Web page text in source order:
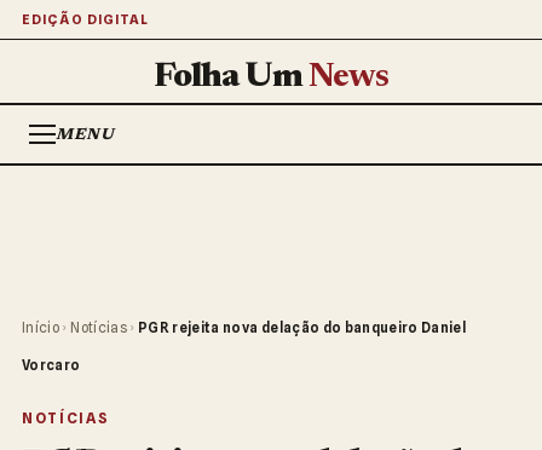
EDIÇÃO DIGITAL
Folha UmNews
MENU
Início › Notícias › PGR rejeita nova delação do banqueiro Daniel
Vorcaro
NOTÍCIAS